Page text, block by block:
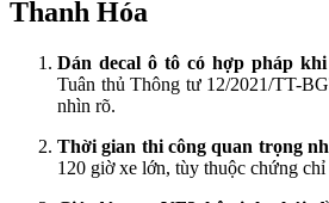
Thanh Hóa
Dán decal ô tô có hợp pháp
Tuân thủ Thông tư 12/2021/TT-
nhìn rõ.​
Thời gian thi công quan trọng
120 giờ xe lớn, tùy thuộc chứng chỉ